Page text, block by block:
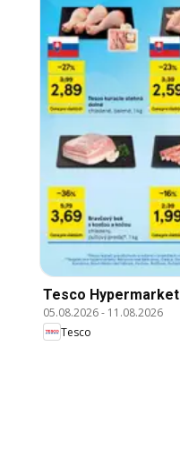
Tesco
05.08.2026- 11.08.2026
Tesco